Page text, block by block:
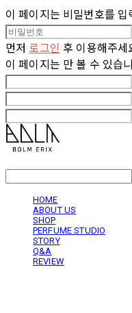
이 페이지는 비밀번호를
먼저 로그인 후 이용해주세
이 페이지는 만 볼 수 있습
HOME
ABOUT US
SHOP
PERFUME STUDIO
STORY
Q&A
REVIEW